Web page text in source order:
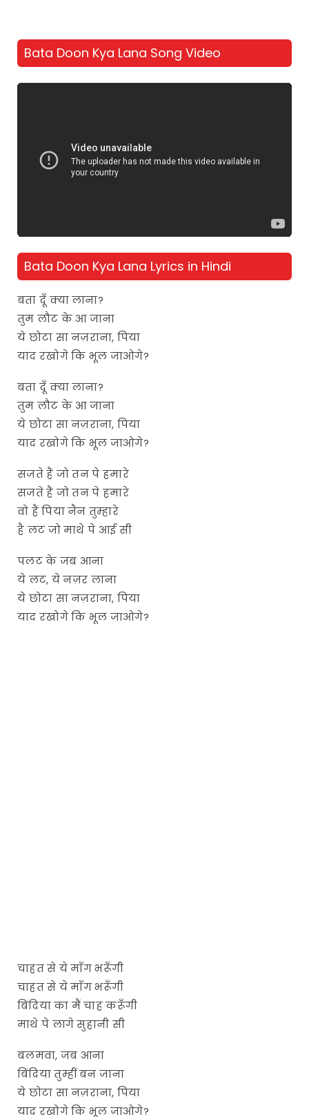
Bata Doon Kya Lana Song Video
Bata Doon Kya Lana Lyrics in Hindi
बता दूँ क्या लाना?
तुम लौट के आ जाना
ये छोटा सा नज़राना, पिया
याद रखोगे कि भूल जाओगे?
बता दूँ क्या लाना?
तुम लौट के आ जाना
ये छोटा सा नज़राना, पिया
याद रखोगे कि भूल जाओगे?
सजते हैं जो तन पे हमारे
सजते हैं जो तन पे हमारे
वो हैं पिया नैन तुम्हारे
है लट जो माथे पे आई सी
पलट के जब आना
ये लट, ये नज़र लाना
ये छोटा सा नज़राना, पिया
याद रखोगे कि भूल जाओगे?
चाहत से ये माँग भरूँगी
चाहत से ये माँग भरूँगी
बिंदिया का मैं चाह करूँगी
माथे पे लागे सुहानी सी
बलमवा, जब आना
बिंदिया तुम्हीं बन जाना
ये छोटा सा नज़राना, पिया
याद रखोगे कि भूल जाओगे?